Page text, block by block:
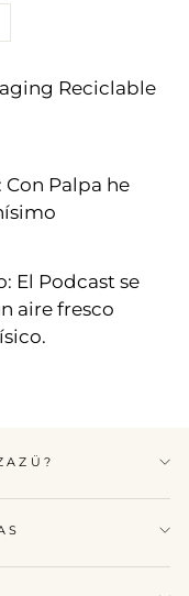
Reciclable
Con Palpa he
El Podcast se
aire fresco